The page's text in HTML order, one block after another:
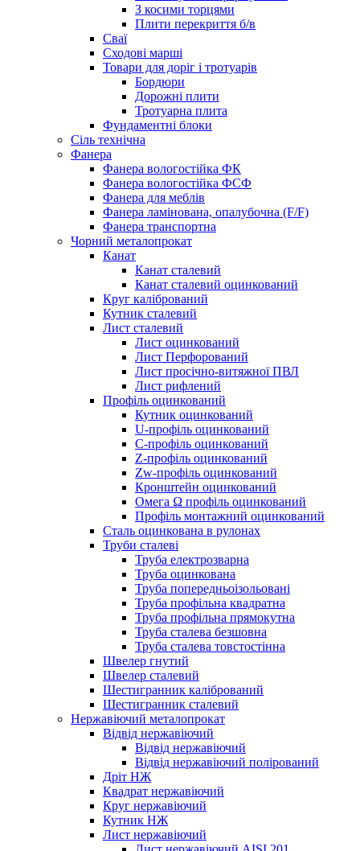
З косими торцями
Плити перекриття б/в
Сваї
Сходові марші
Товари для доріг і тротуарів
Бордюри
Дорожні плити
Тротуарна плита
Фундаментні блоки
Сіль технічна
Фанера
Фанера вологостійка ФК
Фанера вологостійка ФСФ
Фанера для меблів
Фанера ламінована, опалубочна (F/F)
Фанера транспортна
Чорний металопрокат
Канат
Канат сталевий
Канат сталевий оцинкований
Круг калібрований
Кутник сталевий
Лист сталевий
Лист оцинкований
Лист Перфорований
Лист просічно-витяжної ПВЛ
Лист рифлений
Профіль оцинкований
Кутник оцинкований
U-профіль оцинкований
С-профіль оцинкований
Z-профіль оцинкований
Zw-профіль оцинкований
Кронштейн оцинкований
Омега Ω профіль оцинкований
Профіль монтажний оцинкований
Сталь оцинкована в рулонах
Труби сталеві
Труба електрозварна
Труба оцинкована
Труба попередньоізольовані
Труба профільна квадратна
Труба профільна прямокутна
Труба сталева безшовна
Труба сталева товстостінна
Швелер гнутий
Швелер сталевий
Шестигранник калібрований
Шестигранник сталевий
Нержавіючий металопрокат
Відвід нержавіючий
Відвід нержавіючий
Відвід нержавіючий полірований
Дріт НЖ
Квадрат нержавіючий
Круг нержавіючий
Кутник НЖ
Лист нержавіючий